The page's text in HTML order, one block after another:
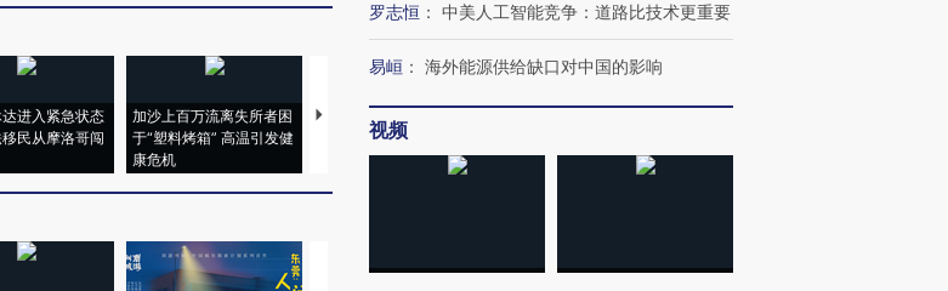
进入紧急状态
民从摩洛哥闯
加沙上百万流离失所者困
于“塑料烤箱” 高温引发健
康危机
视线｜HYROX的吸金
术：是什么让中产们甘
心“花钱找虐”？
毒品
育部长拱下台
罗志恒 ： 中美人工智能竞争：道路比技术更重要
易峘 ： 海外能源供给缺口对中国的影响
视频